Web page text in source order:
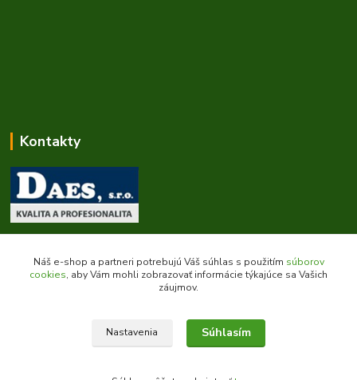
Kontakty
+421 903 707 668
(Po-Pia, 8-16 hod.)
Náš e-shop a partneri potrebujú Váš súhlas s použitím súborov
cookies, aby Vám mohli zobrazovať informácie týkajúce sa Vašich
záujmov.
Nastavenia Súhlasím